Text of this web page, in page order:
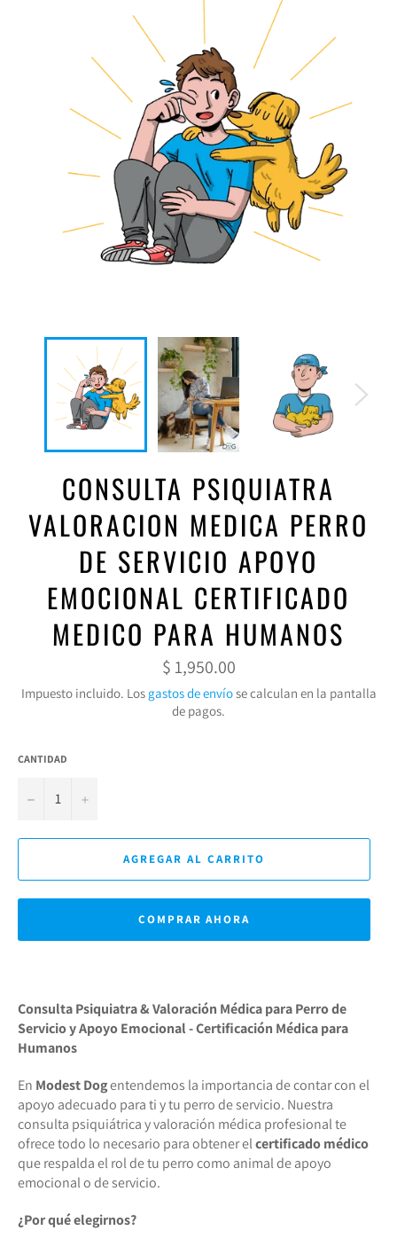
CONSULTA PSIQUIATRA
VALORACION MEDICA PERRO
DE SERVICIO APOYO
EMOCIONAL CERTIFICADO
MEDICO PARA HUMANOS
Precio
habitual
$ 1,950.00
Impuesto incluido. Los gastos de envíose calculan en la pantalla
de pagos.
CANTIDAD
− +
AGREGAR AL CARRITO
COMPRAR AHORA
Consulta Psiquiatra & Valoración Médica para Perro de
Servicio y Apoyo Emocional - Certificación Médica para
Humanos
En Modest Dogentendemos la importancia de contar con el
apoyo adecuado para ti y tu perro de servicio. Nuestra
consulta psiquiátrica y valoración médica profesional te
ofrece todo lo necesario para obtener elcertificado médico
que respalda el rol de tu perro como animal de apoyo
emocional o de servicio.
¿Por qué elegirnos?